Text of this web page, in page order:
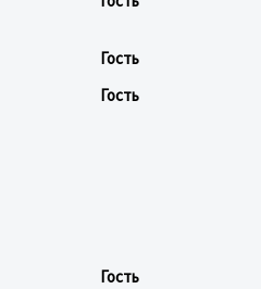
Гость
Гость
Гость